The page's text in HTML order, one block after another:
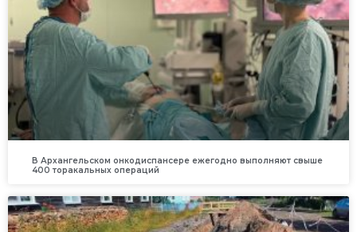
В Архангельском онкодиспансере ежегодно выполняют свыше
400 торакальных операций